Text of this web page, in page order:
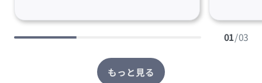
01/ 03
もっと見る